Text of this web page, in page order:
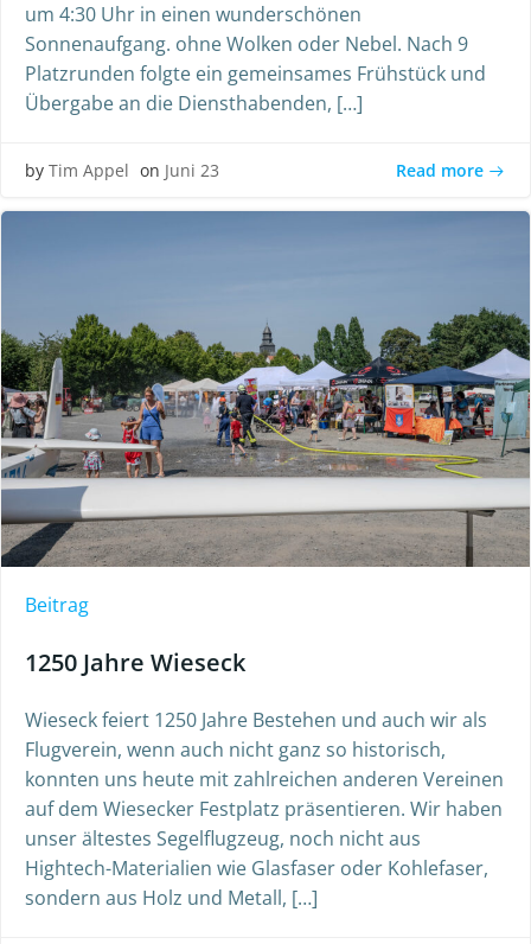
um 4:30 Uhr in einen wunderschönen
Sonnenaufgang. ohne Wolken oder Nebel. Nach 9
Platzrunden folgte ein gemeinsames Frühstück und
Übergabe an die Diensthabenden, […]
by Tim Appel on Juni 23 Read more
Beitrag
1250 Jahre Wieseck
Wieseck feiert 1250 Jahre Bestehen und auch wir als
Flugverein, wenn auch nicht ganz so historisch,
konnten uns heute mit zahlreichen anderen Vereinen
auf dem Wiesecker Festplatz präsentieren. Wir haben
unser ältestes Segelflugzeug, noch nicht aus
Hightech-Materialien wie Glasfaser oder Kohlefaser,
sondern aus Holz und Metall, […]